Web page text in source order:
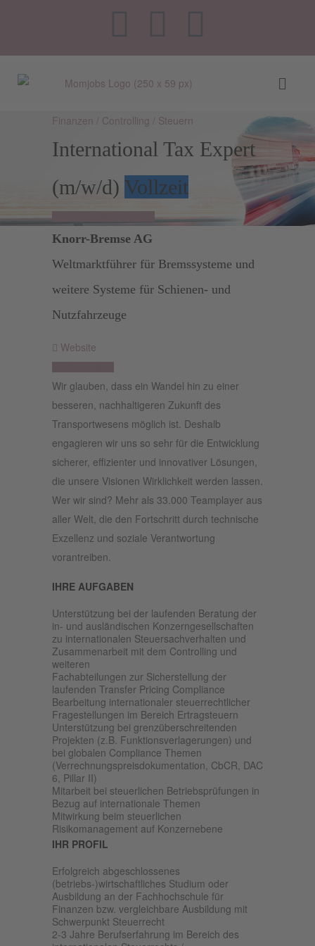
Finanzen / Controlling / Steuern
International Tax Expert
(m/w/d) Vollzeit
Knorr-Bremse AG
Weltmarktführer für Bremssysteme und
weitere Systeme für Schienen- und
Nutzfahrzeuge
Website
Wir glauben, dass ein Wandel hin zu einer
besseren, nachhaltigeren Zukunft des
Transportwesens möglich ist. Deshalb
engagieren wir uns so sehr für die Entwicklung
sicherer, effizienter und innovativer Lösungen,
die unsere Visionen Wirklichkeit werden lassen.
Wer wir sind? Mehr als 33.000 Teamplayer aus
aller Welt, die den Fortschritt durch technische
Exzellenz und soziale Verantwortung
vorantreiben.
IHRE AUFGABEN
Unterstützung bei der laufenden Beratung der
in- und ausländischen Konzerngesellschaften
zu internationalen Steuersachverhalten und
Zusammenarbeit mit dem Controlling und
weiteren
Fachabteilungen zur Sicherstellung der
laufenden Transfer Pricing Compliance
Bearbeitung internationaler steuerrechtlicher
Fragestellungen im Bereich Ertragsteuern
Unterstützung bei grenzüberschreitenden
Projekten (z.B. Funktionsverlagerungen) und
bei globalen Compliance Themen
(Verrechnungspreisdokumentation, CbCR, DAC
6, Pillar II)
Mitarbeit bei steuerlichen Betriebsprüfungen in
Bezug auf internationale Themen
Mitwirkung beim steuerlichen
Risikomanagement auf Konzernebene
IHR PROFIL
Erfolgreich abgeschlossenes
(betriebs-)wirtschaftliches Studium oder
Ausbildung an der Fachhochschule für
Finanzen bzw. vergleichbare Ausbildung mit
Schwerpunkt Steuerrecht
2-3 Jahre Berufserfahrung im Bereich des